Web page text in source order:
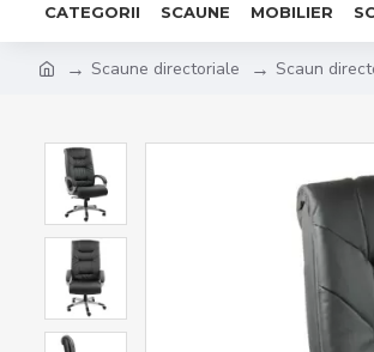
CATEGORII SCAUNE MOBILIER
Scaune directoriale Scaun